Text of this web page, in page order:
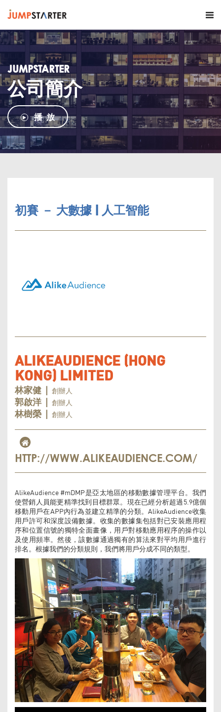
JUMPSTARTER
公司簡介
播 放
初賽 － 大數據 | 人工智能
ALIKEAUDIENCE (HONG
KONG) LIMITED
林家健 | 創辦人
郭啟洋 | 創辦人
林樹榮 | 創辦人
HTTP://WWW.ALIKEAUDIENCE.COM/
AlikeAudience #mDMP是亞太地區的移動數據管理平台。我們
使營銷人員能更精準找到目標群眾。現在已經分析超過5.9億個
移動用戶在APP內行為並建立精準的分類。AlikeAudience收集
用戶許可和深度設備數據。收集的數據集包括對已安裝應用程
序和位置信號的獨特全面畫像，用戶對移動應用程序的操作以
及使用頻率。然後，該數據通過獨有的算法來對平均用戶進行
排名。根據我們的分類規則，我們將用戶分成不同的類型。